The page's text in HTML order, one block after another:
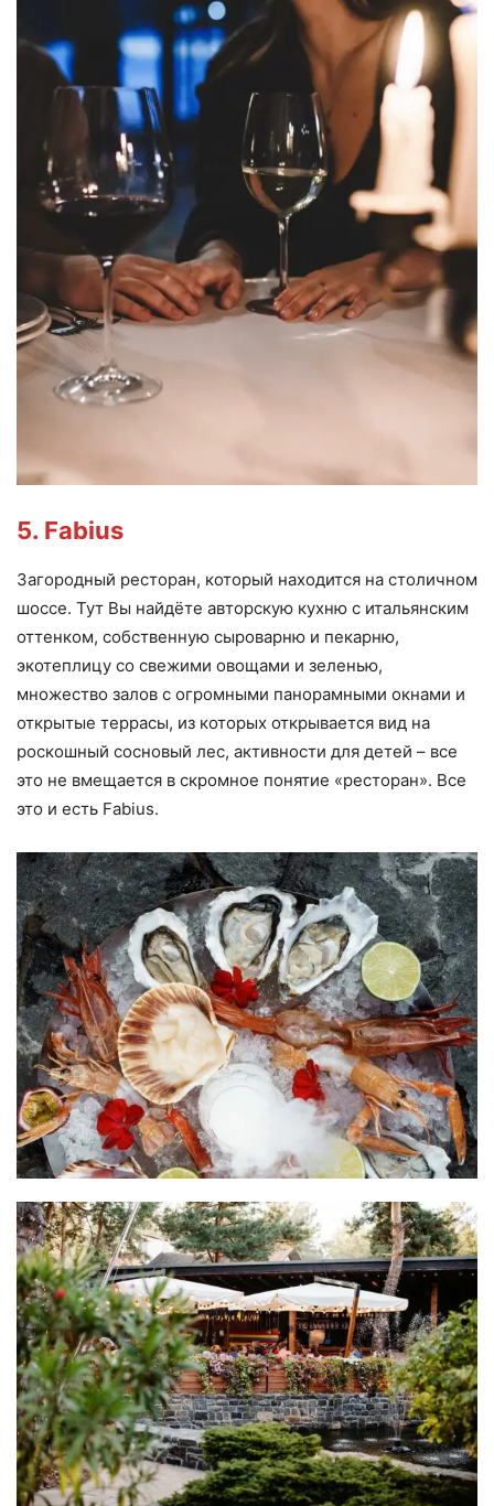
5. Fabius
Загородный ресторан, который находится на столичном
шоссе. Тут Вы найдёте авторскую кухню с итальянским
оттенком, собственную сыроварню и пекарню,
экотеплицу со свежими овощами и зеленью,
множество залов с огромными панорамными окнами и
открытые террасы, из которых открывается вид на
роскошный сосновый лес, активности для детей – все
это не вмещается в скромное понятие «ресторан». Все
это и есть Fabius.